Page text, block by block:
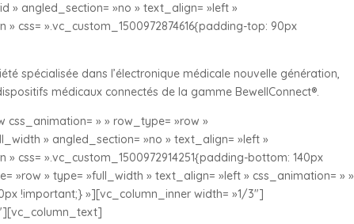
» angled_section= »no » text_align= »left »
css= ».vc_custom_1500972874616{padding-top: 90px
spécialisée dans l’électronique médicale nouvelle génération,
médicaux connectés de la gamme BewellConnect®.
» » row_type= »row »
» angled_section= »no » text_align= »left »
css= ».vc_custom_1500972914251{padding-bottom: 140px
» type= »full_width » text_align= »left » css_animation= » »
!important;} »][vc_column_inner width= »1/3″]